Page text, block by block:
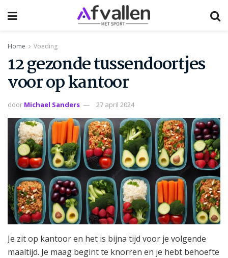
Home Voeding
12 gezonde tussendoortjes
voor op kantoor
door Michael Sanders 27 april 2024
Je zit op kantoor en het is bijna tijd voor je volgende
maaltijd. Je maag begint te knorren en je hebt behoefte